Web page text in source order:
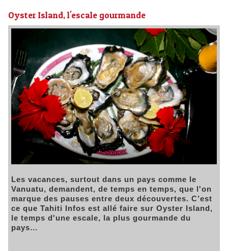
Oyster Island, l'escale gourmande
Les vacances, surtout dans un pays comme le
Vanuatu, demandent, de temps en temps, que l'on
marque des pauses entre deux découvertes. C’est
ce que Tahiti Infos est allé faire sur Oyster Island,
le temps d'une escale, la plus gourmande du
pays…